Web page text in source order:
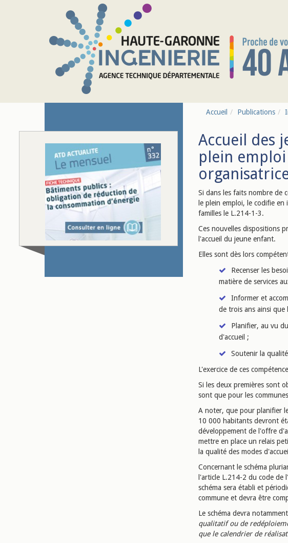
Accueil Publications
Accueil des
plein
Si dans les faits nombre de
le plein emploi, le codifie
familles le L.214-1-3.
Ces nouvelles dispositions
l'accueil du jeune enfant.
Elles sont dès lors
Recenser les
matière de services
Informer et
de trois ans ainsi
Planifier, au vu
d'accueil ;
Soutenir la
L'exercice de ces
Si les deux premières sont
sont que pour les
A noter, que pour planifier
10 000 habitants devront
développement de l'offre
mettre en place un relais
la qualité des modes
Concernant le schéma
l'article L.214-2 du code de
schéma sera établi et
commune et devra être
Le schéma devra
qualitatif ou de
que le calendrier de